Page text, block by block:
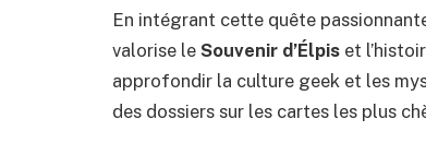
En intégrant cette quête
valorise le Souvenir d’Élpis et
approfondir la culture geek et les
des dossiers sur les cartes les plus